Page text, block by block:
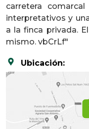
carretera comarcal
interpretativos y
a la finca privada.
mismo. vbCrLf"
Ubicación: